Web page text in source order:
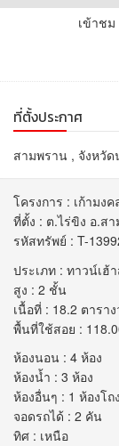
เข้าชม
ที่ตั้งประกาศ
สามพราน , จังหวั
โครงการ : เก้ามง
ที่ตั้ง : ต.ไร่ขิง อ.ส
รหัสทรัพย์ : T-
ประเภท : ทาวน์เฮ้
สูง : 2 ชั้น
เนื้อที่ : 18.2 ตาราง
พื้นที่ใช้สอย :
ห้องนอน : 4 ห้อง
ห้องน้ำ : 3 ห้อง
ห้องอื่นๆ : 1 ห้องโถ
จอดรถได้ : 2 คัน
ทิศ : เหนือ